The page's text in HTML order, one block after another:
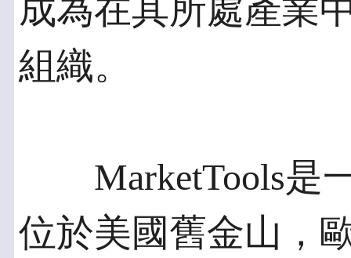
成為在其所處產業
組織。
MarketTools是
位於美國舊金山，